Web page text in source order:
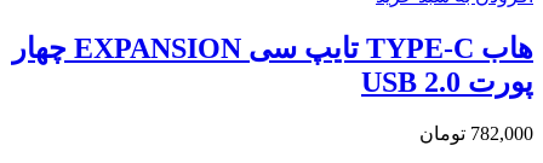
هاب TYPE-C تایپ سی EXPANSION چهار
پورت USB 2.0
782,000 تومان